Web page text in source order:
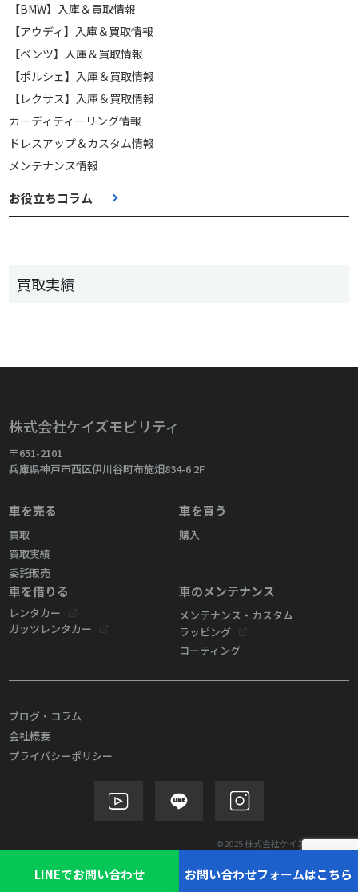
LINEでお問い合わせ お問い合わせフォームはこちら
【BMW】入庫＆買取情報
【アウディ】入庫＆買取情報
【ベンツ】入庫＆買取情報
【ポルシェ】入庫＆買取情報
【レクサス】入庫＆買取情報
カーディティーリング情報
ドレスアップ＆カスタム情報
メンテナンス情報
お役立ちコラム
買取実績
株式会社ケイズモビリティ
〒651-2101
兵庫県神戸市西区伊川谷町布施畑834-6 2F
車を売る
買取
買取実績
委託販売
車を買う
購入
車を借りる
レンタカー
ガッツレンタカー
車のメンテナンス
メンテナンス・カスタム
ラッピング
コーティング
ブログ・コラム
会社概要
プライバシーポリシー
©2025 株式会社ケイズモビリティ